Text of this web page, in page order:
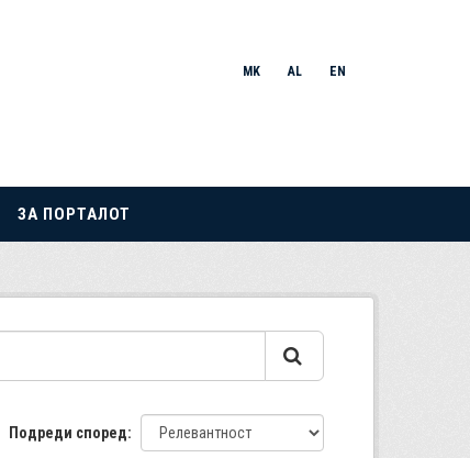
MK AL EN
ЗА ПОРТАЛОТ
Подреди според